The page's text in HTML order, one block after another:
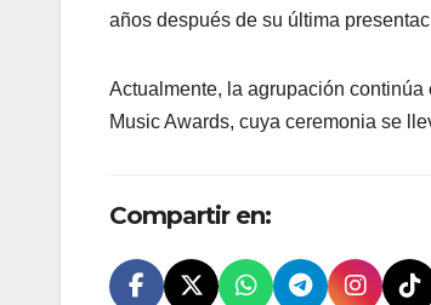
años después de su última
Actualmente, la agrupación
Music Awards, cuya ceremonia se
Compartir en: